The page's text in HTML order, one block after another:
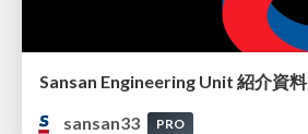
Sansan Engineering Unit 紹介資料
sansan33
PRO